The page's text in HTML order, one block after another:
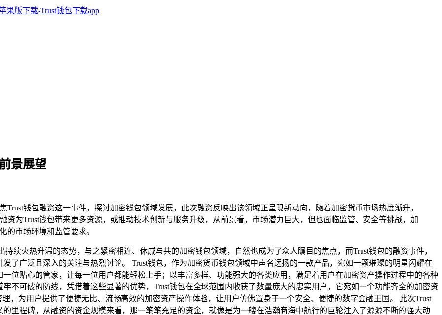
景展望
Trust钱包融资这一事件，探讨加密钱包领域发展，此次融资反映出该领域正呈现新动向，随着加密货币市场热度渐升，
资为Trust钱包带来更多资源，或推动技术创新与服务升级，从前景看，市场潜力巨大，但也面临监管、安全等挑战，加
的市场环境和监管要求。
续火热升温的态势，与之紧密相连、休戚与共的加密钱包领域，自然也成为了众人瞩目的焦点，而Trust钱包的融资事件，
了广泛且深入的关注与热烈讨论。 Trust钱包，作为加密货币钱包领域中声名远扬的一款产品，宛如一颗璀璨的明星闪耀在
位贴心的管家，让每一位用户都能轻松上手；以丰富多样、功能强大的各类应用，满足着用户在加密资产操作过程中的各种
不可破的防线，凭借着这些显著的优势，Trust钱包在全球范围内收获了数量庞大的忠实用户，它宛如一个功能齐全的加密资
，为用户提供了便捷无比、流畅高效的加密资产操作体验，让用户仿佛置身于一个安全、便捷的数字金融王国。 此次Trust
里程碑，从融资的资金规模来看，那一笔笔充足的资金，就像是为一艘在浩瀚商海中航行的巨轮注入了源源不断的强大动